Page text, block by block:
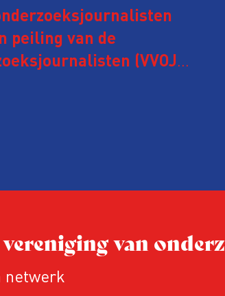
peiling van de
(VVOJ)
kost journalisten tijd,
van
netwerk